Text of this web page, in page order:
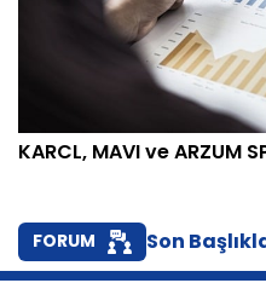
KARCL, MAVI ve ARZUM
FORUM Son